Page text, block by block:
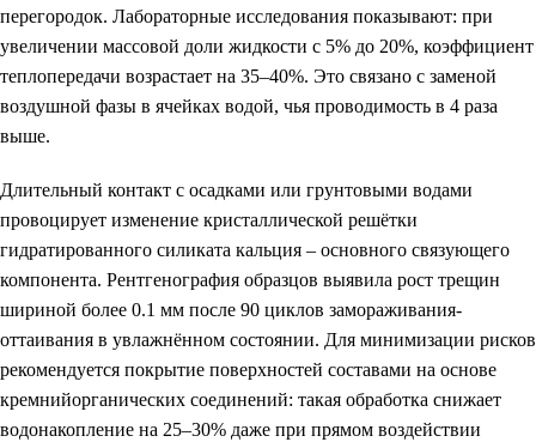
перегородок. Лабораторные исследования показывают: при
увеличении массовой доли жидкости с 5% до 20%, коэффициент
теплопередачи возрастает на 35–40%. Это связано с заменой
воздушной фазы в ячейках водой, чья проводимость в 4 раза
выше.
Длительный контакт с осадками или грунтовыми водами
провоцирует изменение кристаллической решётки
гидратированного силиката кальция – основного связующего
компонента. Рентгенография образцов выявила рост трещин
шириной более 0.1 мм после 90 циклов замораживания-
оттаивания в увлажнённом состоянии. Для минимизации рисков
рекомендуется покрытие поверхностей составами на основе
кремнийорганических соединений: такая обработка снижает
водонакопление на 25–30% даже при прямом воздействии